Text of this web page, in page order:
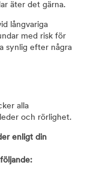
äter det gärna.
långvariga
med risk för
synlig efter några
alla
och rörlighet.
enligt din